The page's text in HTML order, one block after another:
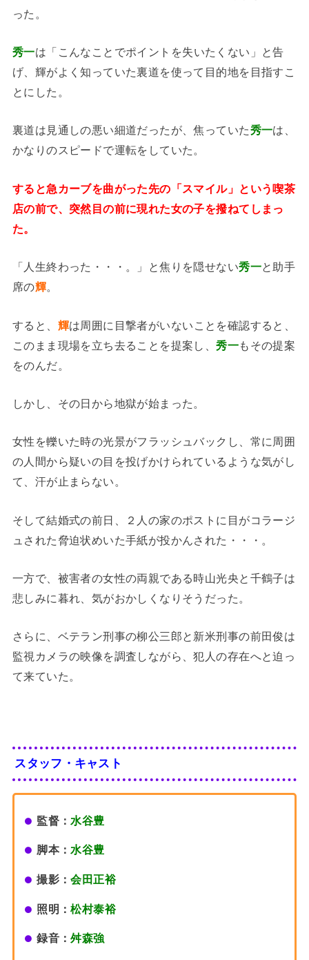
った。
秀一は「こんなことでポイントを失いたくない」と告
げ、輝がよく知っていた裏道を使って目的地を目指すこ
とにした。
裏道は見通しの悪い細道だったが、焦っていた秀一は、
かなりのスピードで運転をしていた。
すると急カーブを曲がった先の「スマイル」という喫茶
店の前で、突然目の前に現れた女の子を撥ねてしまっ
た。
「人生終わった・・・。」と焦りを隠せない秀一と助手
席の輝。
すると、 輝は周囲に目撃者がいないことを確認すると、
このまま現場を立ち去ることを提案し、秀一もその提案
をのんだ。
しかし、その日から地獄が始まった。
女性を轢いた時の光景がフラッシュバックし、常に周囲
の人間から疑いの目を投げかけられているような気がし
て、汗が止まらない。
そして結婚式の前日、２人の家のポストに目がコラージ
ュされた脅迫状めいた手紙が投かんされた・・・。
一方で、被害者の女性の両親である時山光央と千鶴子は
悲しみに暮れ、気がおかしくなりそうだった。
さらに、ベテラン刑事の柳公三郎と新米刑事の前田俊は
監視カメラの映像を調査しながら、犯人の存在へと迫っ
て来ていた。
スタッフ・キャスト
監督： 水谷豊
脚本： 水谷豊
撮影：会田正裕
照明：松村泰裕
録音：舛森強